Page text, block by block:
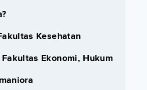
Kesehatan
Ekonomi, Hukum